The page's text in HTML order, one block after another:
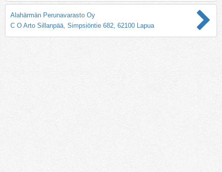
Alahärmän Perunavarasto Oy
C O Arto Sillanpää, Simpsiöntie 682, 62100 Lapua